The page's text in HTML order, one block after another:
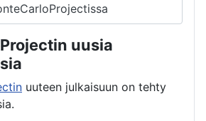
uusia
uuteen julkaisuun on tehty